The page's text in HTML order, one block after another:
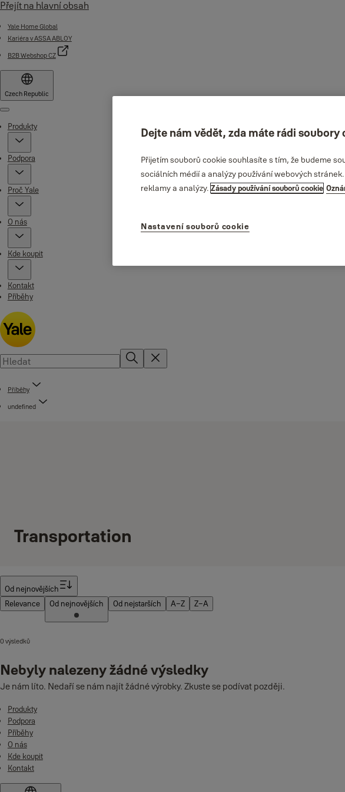
Přejít na hlavní obsah
Yale Home Global
Kariéra v ASSA ABLOY
B2B Webshop CZ
Czech Republic
Menu
Produkty
Podpora
Proč Yale
O nás
Kde koupit
Kontakt
Příběhy
Příběhy
undefined
Transportation
Od nejnovějších
Relevance
Od nejnovějších Od nejstarších A–Z Z–A
0 výsledků
Nebyly nalezeny žádné výsledky
Je nám líto. Nedaří se nám najít žádné výrobky. Zkuste se podívat později.
Produkty
Podpora
Příběhy
O nás
Kde koupit
Kontakt
Dejte nám vědět, zda máte rádi soubory
Přijetím souborů cookie souhlasíte s tím, že budeme
sociálních médií a analýzy používání webových
reklamy a analýzy. Zásady používání souborů cookie
Nastavení souborů cookie